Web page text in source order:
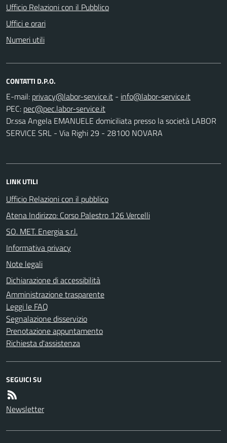
Ufficio Relazioni con il Pubblico
Uffici e orari
Numeri utili
CONTATTI D.P.O.
E-mail:
-
PEC:
Dr.ssa Angela EMANUELE domiciliata presso la società LABOR
SERVICE SRL - Via Righi 29 - 28100 NOVARA
LINK UTILI
Ufficio Relazioni con il pubblico
Atena Indirizzo: Corso Palestro 126 Vercelli
SO. MET. Energia s.r.l.
Informativa privacy
Note legali
Dichiarazione di accessibilità
Amministrazione trasparente
Leggi le FAQ
Segnalazione disservizio
Prenotazione appuntamento
Richiesta d'assistenza
SEGUICI SU
Newsletter